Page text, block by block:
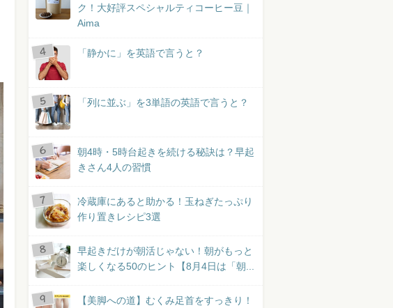
ク！大好評スペシャルティコーヒー豆｜
Aima
「静かに」を英語で言うと？
「列に並ぶ」を3単語の英語で言うと？
朝4時・5時台起きを続ける秘訣は？早起
きさん4人の習慣
冷蔵庫にあると助かる！玉ねぎたっぷり
作り置きレシピ3選
早起きだけが朝活じゃない！朝がもっと
楽しくなる50のヒント【8月4日は「朝...
【美脚への道】むくみ足首をすっきり！